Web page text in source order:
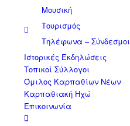
Μουσική
Τουρισμός
Τηλέφωνα – Σύνδεσμοι
Ιστορικές Εκδηλώσεις
Τοπικοί Σύλλογοι
Όμιλος Καρπαθίων Νέων
Καρπαθιακή Ηχώ
Επικοινωνία